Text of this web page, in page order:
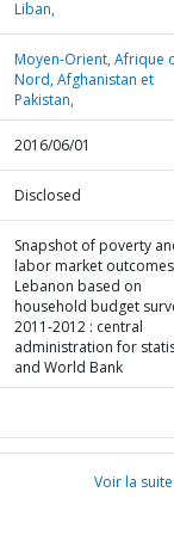
Liban,
Moyen-Orient, Afrique
Nord, Afghanistan et
Pakistan,
2016/06/01
Disclosed
Snapshot of poverty
labor market
Lebanon based on
household budget
2011-2012 : central
administration for
and World Bank
Voir la suite